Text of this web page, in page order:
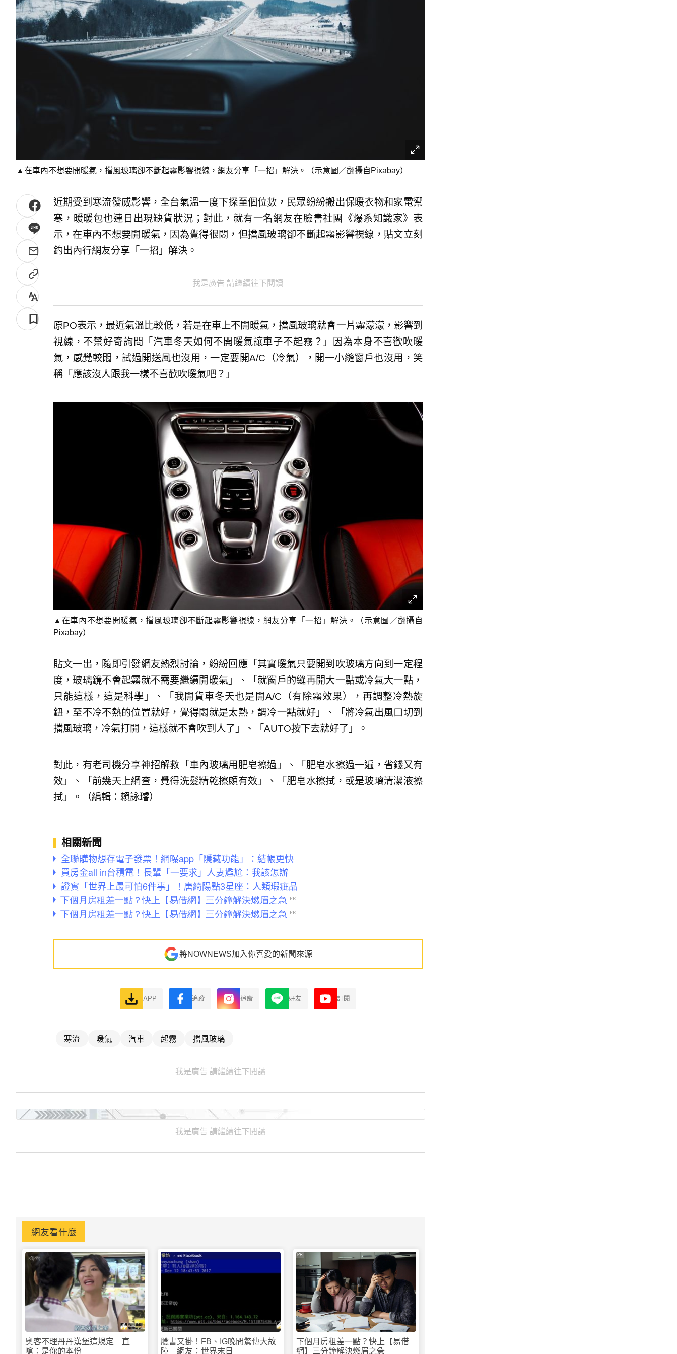
▲在車內不想要開暖氣，擋風玻璃卻不斷起霧影響視線，網友分享「一招」解決。（示意圖／翻攝自Pixabay）
近期受到寒流發威影響，全台氣溫一度下探至個位數，民眾紛紛搬出保暖衣物和家電禦
寒，暖暖包也連日出現缺貨狀況；對此，就有一名網友在臉書社團《爆系知識家》表
示，在車內不想要開暖氣，因為覺得很悶，但擋風玻璃卻不斷起霧影響視線，貼文立刻
釣出內行網友分享「一招」解決。
我是廣告 請繼續往下閱讀
原PO表示，最近氣溫比較低，若是在車上不開暖氣，擋風玻璃就會一片霧濛濛，影響到
視線，不禁好奇詢問「汽車冬天如何不開暖氣讓車子不起霧？」因為本身不喜歡吹暖
氣，感覺較悶，試過開送風也沒用，一定要開A/C（冷氣），開一小縫窗戶也沒用，笑
稱「應該沒人跟我一樣不喜歡吹暖氣吧？」
▲在車內不想要開暖氣，擋風玻璃卻不斷起霧影響視線，網友分享「一招」解決。（示意圖／翻攝自
Pixabay）
貼文一出，隨即引發網友熱烈討論，紛紛回應「其實暖氣只要開到吹玻璃方向到一定程
度，玻璃鏡不會起霧就不需要繼續開暖氣」、「就窗戶的縫再開大一點或冷氣大一點，
只能這樣，這是科學」、「我開貨車冬天也是開A/C（有除霧效果），再調整冷熱旋
鈕，至不冷不熱的位置就好，覺得悶就是太熱，調冷一點就好」、「將冷氣出風口切到
擋風玻璃，冷氣打開，這樣就不會吹到人了」、「AUTO按下去就好了」。
對此，有老司機分享神招解救「車內玻璃用肥皂擦過」、「肥皂水擦過一遍，省錢又有
效」、「前幾天上網查，覺得洗髮精乾擦頗有效」、「肥皂水擦拭，或是玻璃清潔液擦
拭」。（編輯：賴詠璿）
相關新聞
全聯購物想存電子發票！網曝app「隱藏功能」：結帳更快
買房金all in台積電！長輩「一要求」人妻尷尬：我該怎辦
證實「世界上最可怕6件事」！唐綺陽點3星座：人類瑕疵品
將NOWNEWS加入你喜愛的新聞來源
APP 追蹤 追蹤 好友 訂閱
寒流 暖氣 汽車 起霧 擋風玻璃
我是廣告 請繼續往下閱讀
我是廣告 請繼續往下閱讀
網友看什麼
奧客不理丹丹漢堡這規定 直
嗆：是你的本份
臉書又掛！FB、IG晚間驚傳大故
障 網友：世界末日
下個月房租差一點？快上【易借
網】三分鐘解決燃眉之急
PR